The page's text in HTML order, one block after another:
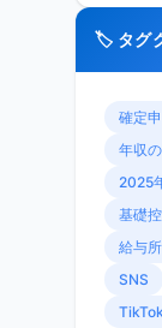
🏷️ タグ
確定
年収
2025
基礎
給与
SNS